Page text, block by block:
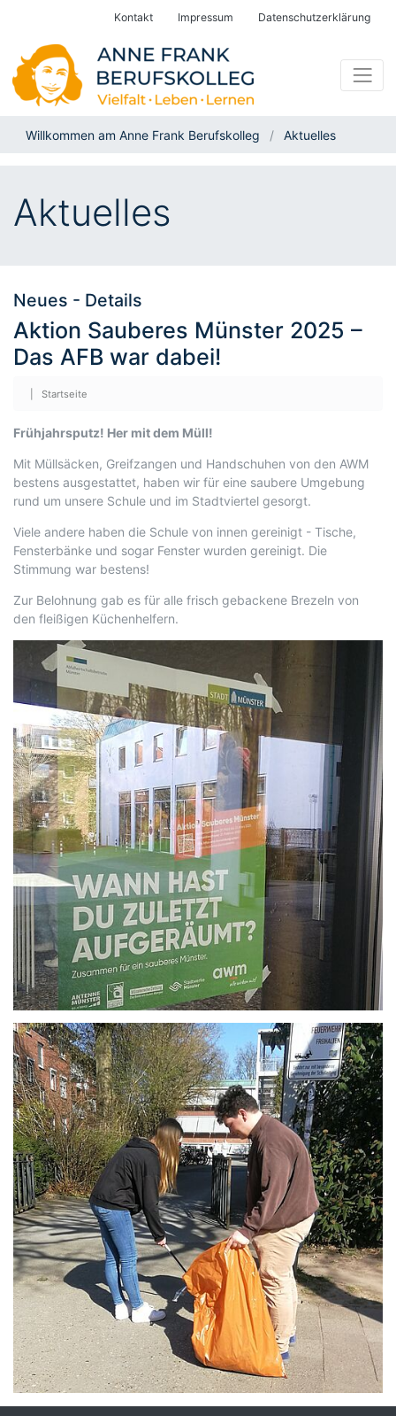
Kontakt Impressum Datenschutzerklärung
Willkommen am Anne Frank Berufskolleg Aktuelles
Aktuelles
Neues - Details
Aktion Sauberes Münster 2025 –
Das AFB war dabei!
Startseite
Frühjahrsputz! Her mit dem Müll!
Mit Müllsäcken, Greifzangen und Handschuhen von den AWM
bestens ausgestattet, haben wir für eine saubere Umgebung
rund um unsere Schule und im Stadtviertel gesorgt.
Viele andere haben die Schule von innen gereinigt - Tische,
Fensterbänke und sogar Fenster wurden gereinigt. Die
Stimmung war bestens!
Zur Belohnung gab es für alle frisch gebackene Brezeln von
den fleißigen Küchenhelfern.